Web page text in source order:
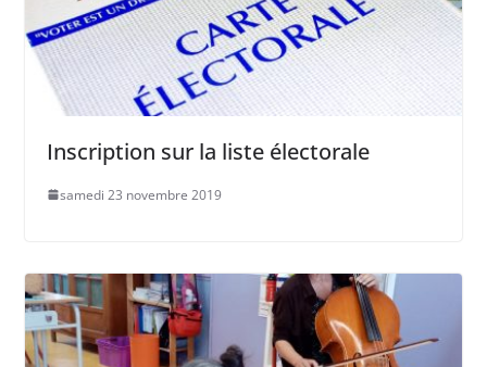
Inscription sur la liste électorale
samedi 23 novembre 2019